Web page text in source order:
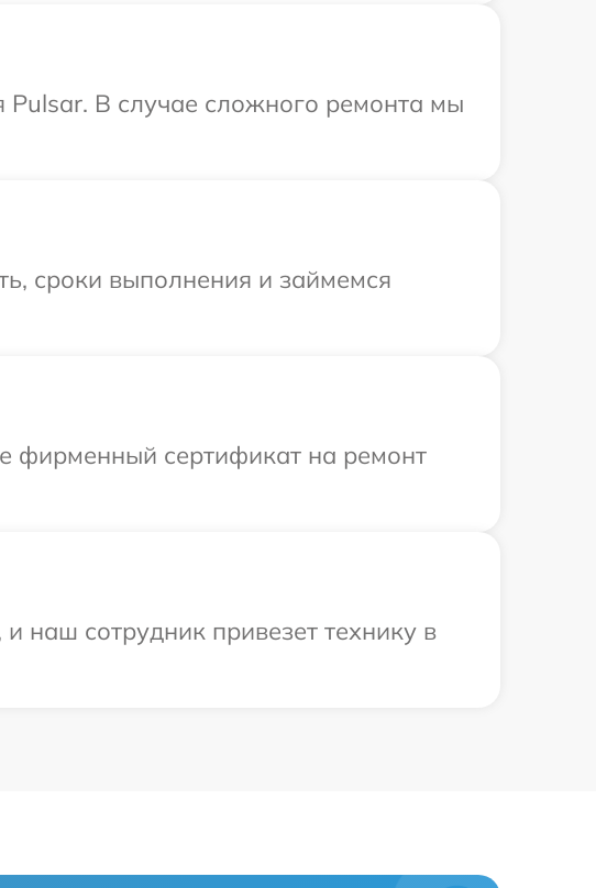
В случае сложного ремонта мы
сроки выполнения и займемся
фирменный сертификат на ремонт
наш сотрудник привезет технику в